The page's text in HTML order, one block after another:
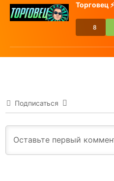
Торговец
8
Подписаться